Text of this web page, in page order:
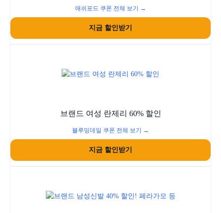
애쉬포드 쿠폰 전체 보기 →
지금 할인받기
브랜드 여성 란제리 60% 할인
블루밍데일 쿠폰 전체 보기 →
지금 할인받기